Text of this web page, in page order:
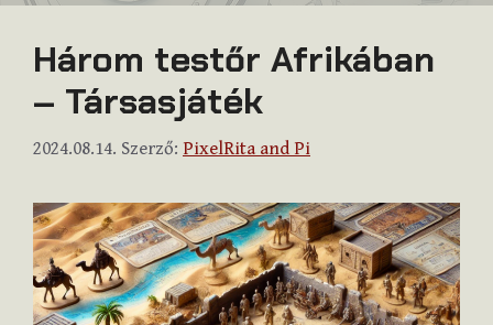
Három testőr Afrikában
– Társasjáték
2024.08.14. Szerző: PixelRita and Pi